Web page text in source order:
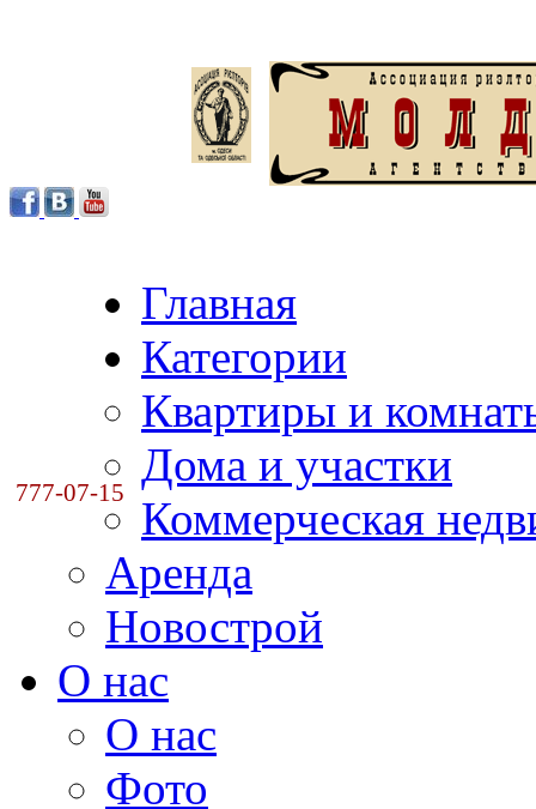
777-07-15
Главная
Категории
Квартиры и
Дома и участки
Коммерческая
Аренда
Новострой
О нас
О нас
Фото